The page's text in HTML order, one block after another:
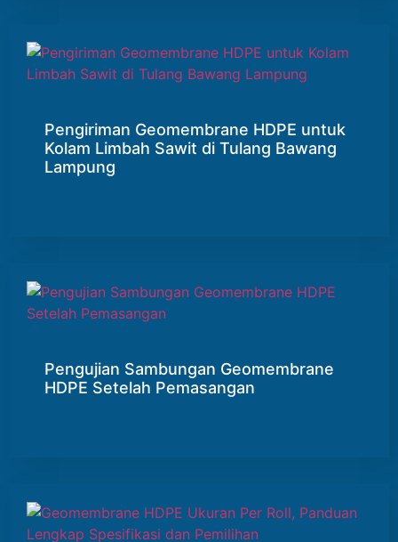
Pengiriman Geomembrane HDPE untuk
Kolam Limbah Sawit di Tulang Bawang
Lampung
Pengujian Sambungan Geomembrane
HDPE Setelah Pemasangan